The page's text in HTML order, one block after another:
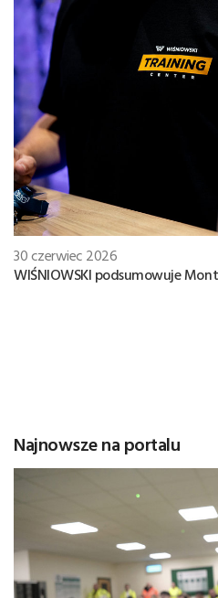
30 czerwiec 2026
WIŚNIOWSKI podsumowuje
Najnowsze na portalu